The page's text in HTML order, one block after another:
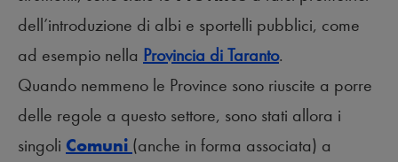
dell’introduzione di albi e sportelli pubblici, come
ad esempio nella Provincia di Taranto.
Quando nemmeno le Province sono riuscite a porre
delle regole a questo settore, sono stati allora i
singoli Comuni (anche in forma associata) a